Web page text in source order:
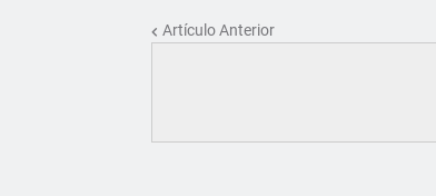
Artículo Anterior